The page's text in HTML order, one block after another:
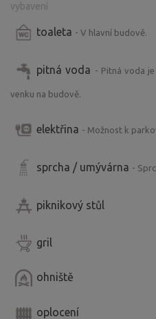
vybavení
toaleta - V hlavní budově.
pitná voda - Pitná voda
venku na budově.
elektřina - Možnost k
sprcha / umývárna -
piknikový stůl
gril
ohniště
oplocení